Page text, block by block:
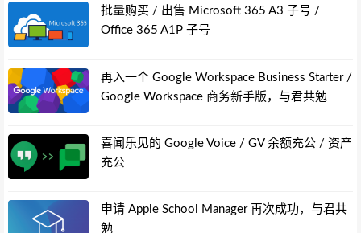
批量购买 / 出售 Microsoft 365 A3 子号 /
Office 365 A1P 子号
再入一个 Google Workspace Business Starter /
Google Workspace 商务新手版，与君共勉
喜闻乐见的 Google Voice / GV 余额充公 / 资产
充公
申请 Apple School Manager 再次成功，与君共
勉